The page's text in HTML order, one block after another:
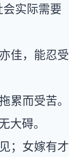
实际需要
佳，能忍受
累而受苦。
大碍。
；女嫁有才